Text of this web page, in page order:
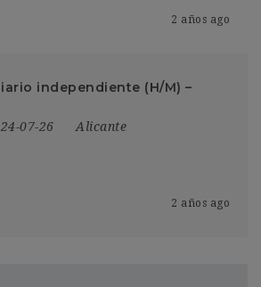
2 años ago
independiente (H/M) –
07-26 Alicante
2 años ago